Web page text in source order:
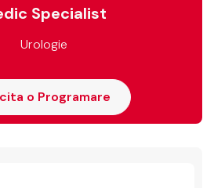
Specialist
Urologie
o Programare